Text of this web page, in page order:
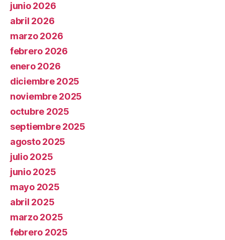
junio 2026
abril 2026
marzo 2026
febrero 2026
enero 2026
diciembre 2025
noviembre 2025
octubre 2025
septiembre 2025
agosto 2025
julio 2025
junio 2025
mayo 2025
abril 2025
marzo 2025
febrero 2025